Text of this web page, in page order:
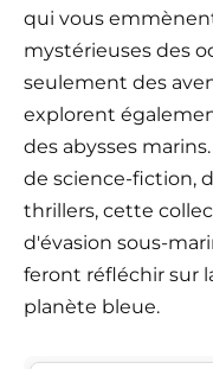
qui vous
mystérieuses des
seulement des
explorent
des abysses
de science-fiction,
thrillers, cette
d'évasion sous-
feront réfléchir sur
planète bleue.